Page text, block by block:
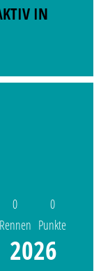
IN
0
Rennen
0
Punkte
2026